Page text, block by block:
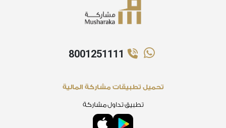
8001251111
تحميل تطبيقات مشاركة المالية
تطبيق تداول مشاركة